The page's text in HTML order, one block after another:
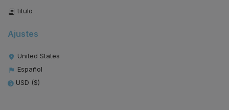
titulo
Ajustes
United States
Español
USD ($)